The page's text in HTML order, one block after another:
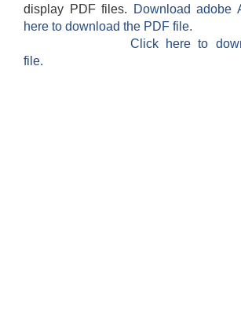
display PDF files.
Download adobe
here to download the PDF file.
Click here to
file.